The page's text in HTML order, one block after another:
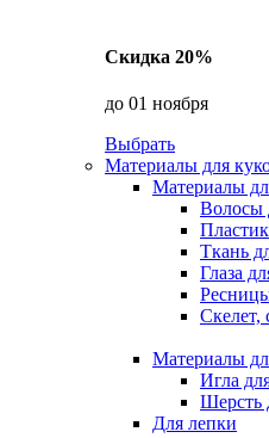
Скидка 20%
до 01 ноября
Выбрать
Материалы для
Материалы
Волосы
Ткань
Глаза
Скелет,
Материалы
Игла
Шерсть
Для лепки